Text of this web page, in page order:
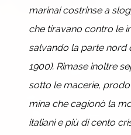
marinai costrinse a
che tiravano contro le
salvando la parte nord
1900). Rimase inoltre
sotto le macerie,
mina che cagionò la
italiani e più di cento